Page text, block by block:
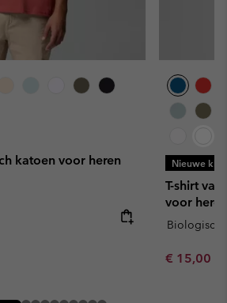
katoen voor heren
price:
Nieuwe
T-shirt
voor heren
Biologisch
Minimum
€ 15,00